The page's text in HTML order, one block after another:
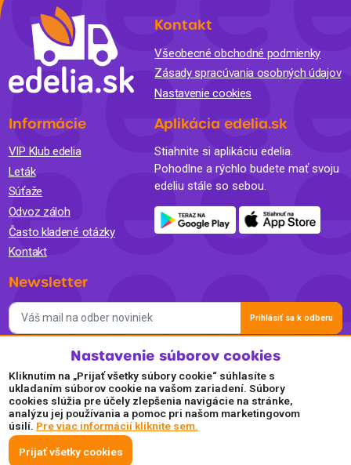
Kontakt
Všeobecné obchodné podmienky
Zásady spracúvania osobných údajov
Nastavenie cookies
Informácie
VIP Klub edelia
Leták
Súťaže
Odvoz záloh
Často kladené otázky
Kontakt
Aplikácia edelia.sk
Stiahnite si aplikáciu edelia.
Pohodlne a rýchlo budete mať svoju
edeliu stále so sebou.
Newsletter
Prihlásiť sa k odberu
Súhlasím so spracovaním osobných údajov a so zasielaním
newslettra na marketingové účely a oboznámil som sa so
Zásadami ochrany osobných údajov.
Akceptujeme
Plaťte pohodlne a bezpečne online.
Nastavenie súborov cookies
Kliknutím na „Prijať všetky súbory cookie“ súhlasíte s
ukladaním súborov cookie na vašom zariadení. Súbory
cookies slúžia pre účely zlepšenia navigácie na stránke,
analýzu jej používania a pomoc pri našom marketingovom
úsilí. Pre viac informácií kliknite sem.
Prijať všetky cookies